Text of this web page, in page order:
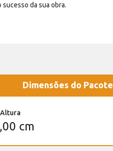
da sua obra.
Dimensões do Pacote
Altura
cm